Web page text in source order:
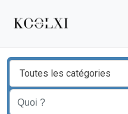
Toutes les catégories